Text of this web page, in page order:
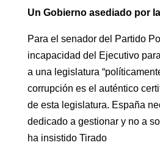
Un Gobierno asediado por
Para el senador del Partido
incapacidad del Ejecutivo
a una legislatura
corrupción es el auténtico
de esta legislatura. España
dedicado a gestionar y no a
ha insistido Tirado